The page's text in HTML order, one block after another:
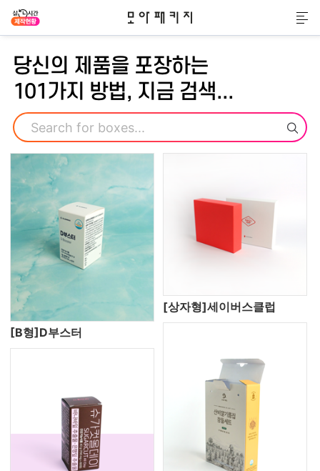
모아패키지
메
당신의 제품을 포장하는
101가지 방법, 지금 검색...
검색
[B형]D부스터
[상자형]세이버스클럽